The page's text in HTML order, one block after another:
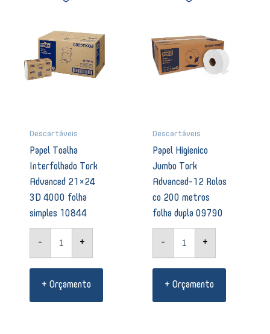
Descartáveis
Papel Toalha
Interfolhado Tork
Advanced 21×24
3D 4000 folha
simples 10844
-
Advanced
21x24
3D
4000
+
+ Orçamento
Descartáveis
Papel Higienico
Jumbo Tork
Advanced-12 Rolos
co 200 metros
folha dupla 09790
-
Advanced-
12
Rolos
co
09790
quantidade
+
+ Orçamento